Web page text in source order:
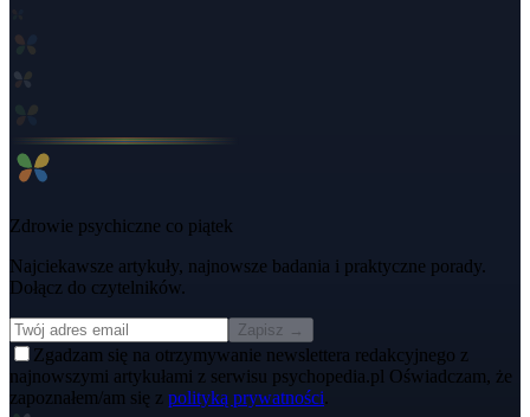
Zdrowie psychiczne co piątek
Najciekawsze artykuły, najnowsze badania i praktyczne porady.
Dołącz do czytelników.
Zapisz →
Zgadzam się na otrzymywanie newslettera redakcyjnego z
najnowszymi artykułami z serwisu psychopedia.pl Oświadczam, że
zapoznałem/am się z polityką prywatności.